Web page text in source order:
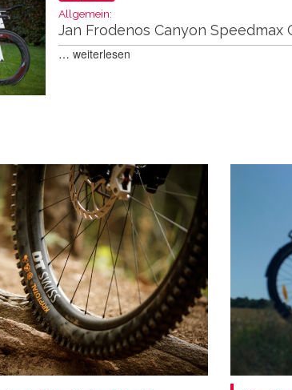
Allgemein:
Jan Frodenos Canyon Speedmax
… weiterlesen